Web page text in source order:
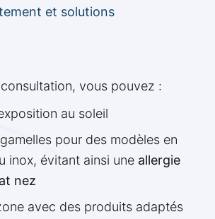
et solutions
vous pouvez :
au soleil
pour des modèles en
inox, évitant ainsi une allergie
nez
avec des produits adaptés